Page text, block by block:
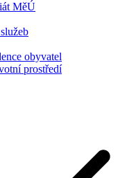
MěÚ
obyvatel
prostředí